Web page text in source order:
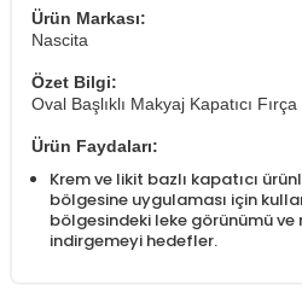
Ürün Markası:
Nascita
Özet Bilgi:
Oval Başlıklı Makyaj Kapatıcı Fırça
Ürün Faydaları:
Krem ve likit bazlı kapatıcı
bölgesine uygulaması için
bölgesindeki leke görünümü ve
indirgemeyi hedefler.